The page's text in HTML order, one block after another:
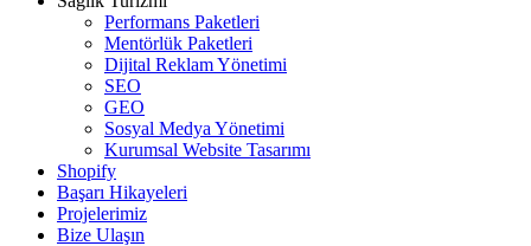
Performans Paketleri
Mentörlük Paketleri
Dijital Reklam Yönetimi
SEO
GEO
Sosyal Medya Yönetimi
Kurumsal Website Tasarımı
Shopify
Başarı Hikayeleri
Projelerimiz
Bize Ulaşın